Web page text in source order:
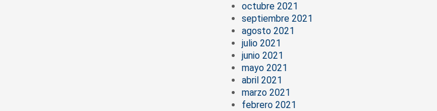
octubre 2021
septiembre 2021
agosto 2021
julio 2021
junio 2021
mayo 2021
abril 2021
marzo 2021
febrero 2021